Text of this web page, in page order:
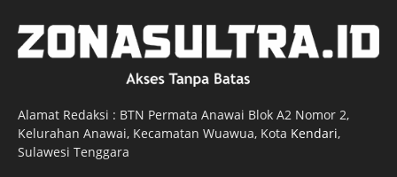
Alamat Redaksi : BTN Permata Anawai Blok A2 Nomor 2,
Kelurahan Anawai, Kecamatan Wuawua, Kota Kendari,
Sulawesi Tenggara